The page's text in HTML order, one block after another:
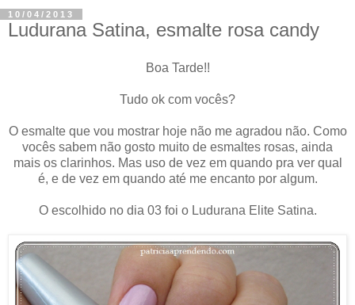
10/04/2013
Ludurana Satina, esmalte rosa candy
Boa Tarde!!
Tudo ok com vocês?
O esmalte que vou mostrar hoje não me agradou não. Como
vocês sabem não gosto muito de esmaltes rosas, ainda
mais os clarinhos. Mas uso de vez em quando pra ver qual
é, e de vez em quando até me encanto por algum.
O escolhido no dia 03 foi o Ludurana Elite Satina.